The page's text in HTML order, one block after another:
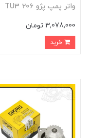
واتر پمپ پژو 206 TU3
3,078,000 تومان